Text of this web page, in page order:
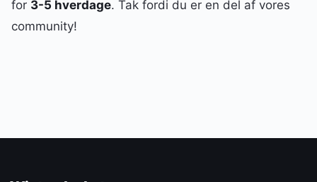
for 3-5 hverdage. Tak fordi du er en del af vores
community!